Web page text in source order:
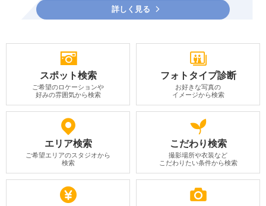
詳しく見る
スポット検索
ご希望のロケーションや
好みの雰囲気から検索
フォトタイプ診断
お好きな写真の
イメージから検索
エリア検索
ご希望エリアのスタジオから
検索
こだわり検索
撮影場所や衣装など
こだわりたい条件から検索